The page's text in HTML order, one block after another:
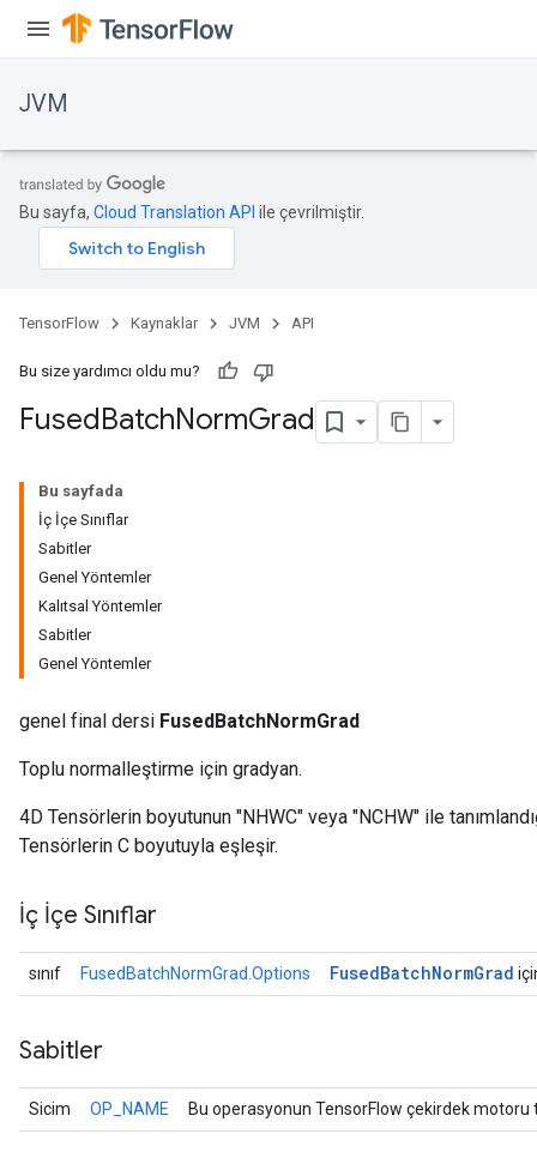
JVM
Bu sayfa, Cloud Translation API ile çevrilmiştir.
TensorFlow Kaynaklar JVM API
Bu size yardımcı oldu mu?
FusedBatchNormGrad
Bu sayfada
İç İçe Sınıflar
Sabitler
Genel Yöntemler
Kalıtsal Yöntemler
Sabitler
Genel Yöntemler
genel final dersi FusedBatchNormGrad
Toplu normalleştirme için gradyan.
4D Tensörlerin boyutunun "NHWC" veya "NCHW" ile
Tensörlerin C boyutuyla eşleşir.
İç İçe Sınıflar
sınıf FusedBatchNormGrad.Options FusedBatchNormGrad
Sabitler
Sicim OP_NAME Bu operasyonun TensorFlow çekirdek motoru